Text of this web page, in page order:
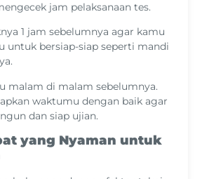
jam pelaksanaan tes.
1 jam sebelumnya agar kamu
untuk bersiap-siap seperti mandi
malam di malam sebelumnya.
waktumu dengan baik agar
dan siap ujian.
yang Nyaman untuk